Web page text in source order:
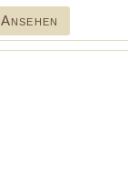
Ansehen